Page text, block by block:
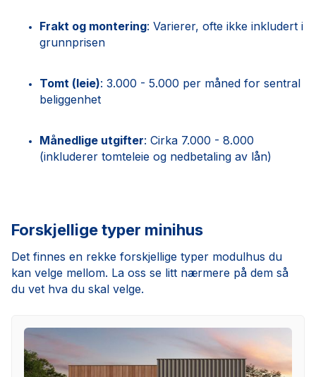
Frakt og montering: Varierer, ofte ikke inkludert i
grunnprisen
Tomt (leie): 3.000 - 5.000 per måned for sentral
beliggenhet
Månedlige utgifter: Cirka 7.000 - 8.000
(inkluderer tomteleie og nedbetaling av lån)
Forskjellige typer minihus
Det finnes en rekke forskjellige typer modulhus du
kan velge mellom. La oss se litt nærmere på dem så
du vet hva du skal velge.